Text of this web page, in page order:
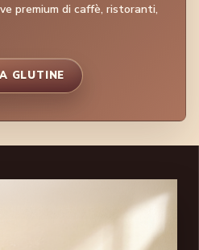
premium di caffè, ristoranti,
GLUTINE